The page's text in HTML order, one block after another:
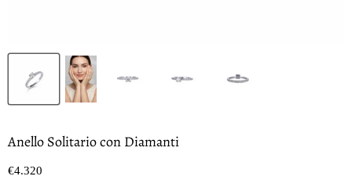
Anello Solitario con Diamanti
Prezzo oggi
€4.320